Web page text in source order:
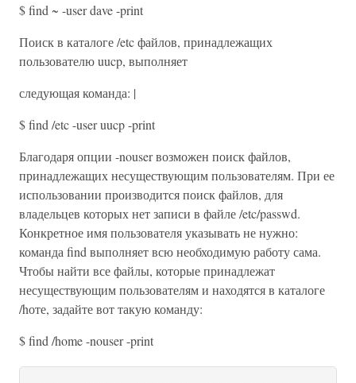
$ find ~ -user dave -print
Поиск в каталоге /etc файлов, принадлежащих
пользователю uucp, выполняет
следующая команда: |
$ find /etc -user uucp -print
Благодаря опции -nouser возможен поиск файлов,
принадлежащих несуществующим пользователям. При ее
использовании производится поиск файлов, для
владельцев которых нет записи в файле /etc/passwd.
Конкретное имя пользователя указывать не нужно:
команда find выполняет всю необходимую работу сама.
Чтобы найти все файлы, которые принадлежат
несуществующим пользователям и находятся в каталоге
/hоте, задайте вот такую команду:
$ find /home -nouser -print